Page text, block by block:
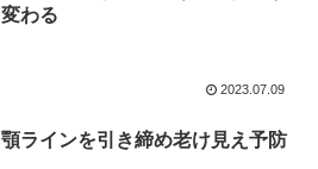
変わる
2023.07.09
顎ラインを引き締め老け見え予防